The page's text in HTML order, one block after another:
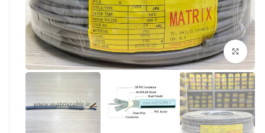
بزرگنمایی تصویر